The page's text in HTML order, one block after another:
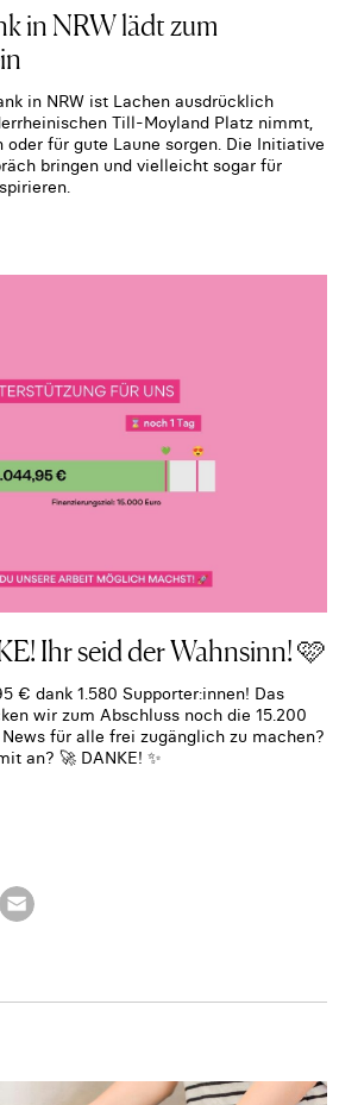
in NRW lädt zum
in NRW ist Lachen ausdrücklich
Till-Moyland Platz nimmt,
für gute Laune sorgen. Die Initiative
bringen und vielleicht sogar für
Ihr seid der Wahnsinn! 🩷
€ dank 1.580 Supporter:innen! Das
wir zum Abschluss noch die 15.200
für alle frei zugänglich zu machen?
an? 🚀 DANKE! ✨